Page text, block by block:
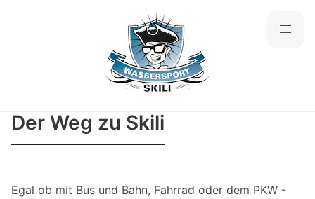
Der Weg zu Skili
Egal ob mit Bus und Bahn, Fahrrad oder dem PKW -